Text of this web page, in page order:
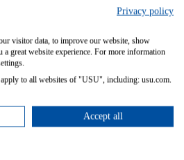
FlowControl zur Abwicklung von
Käufen im USU-
wird. Außerdem werden die
eines Antragsprozesses
erläutert.
Funktionen und des
Navigation kennen
Privacy policy
visitor data, to improve our website, show
a great website experience. For more information
to all websites of "USU", including: usu.com.
Accept all